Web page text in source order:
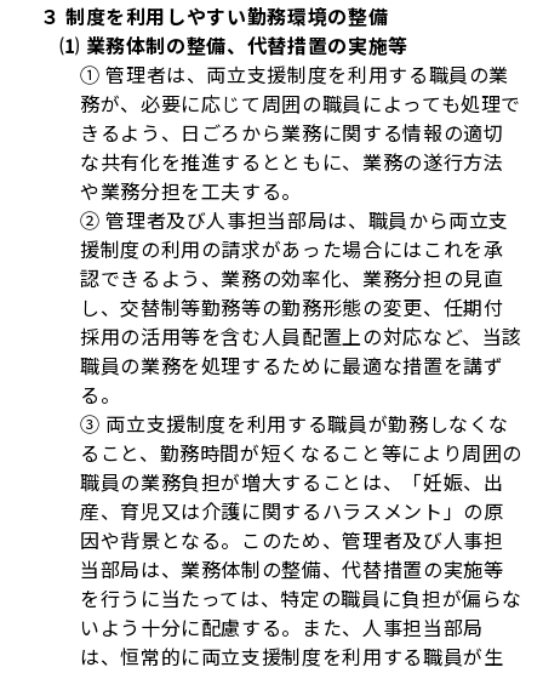
３ 制度を利用しやすい勤務環境の整備
⑴ 業務体制の整備、代替措置の実施等
① 管理者は、両立支援制度を利用する職員の業
務が、必要に応じて周囲の職員によっても処理で
きるよう、日ごろから業務に関する情報の適切
な共有化を推進するとともに、業務の遂行方法
や業務分担を工夫する。
② 管理者及び人事担当部局は、職員から両立支
援制度の利用の請求があった場合にはこれを承
認できるよう、業務の効率化、業務分担の見直
し、交替制等勤務等の勤務形態の変更、任期付
採用の活用等を含む人員配置上の対応など、当該
職員の業務を処理するために最適な措置を講ず
る。
③ 両立支援制度を利用する職員が勤務しなくな
ること、勤務時間が短くなること等により周囲の
職員の業務負担が増大することは、「妊娠、出
産、育児又は介護に関するハラスメント」の原
因や背景となる。このため、管理者及び人事担
当部局は、業務体制の整備、代替措置の実施等
を行うに当たっては、特定の職員に負担が偏らな
いよう十分に配慮する。また、人事担当部局
は、恒常的に両立支援制度を利用する職員が生